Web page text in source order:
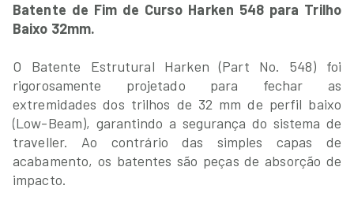
Batente de Fim de Curso Harken 548 para Trilho
Baixo 32mm.
O Batente Estrutural Harken (Part No. 548) foi
rigorosamente projetado para fechar as
extremidades dos trilhos de 32 mm de perfil baixo
(Low-Beam), garantindo a segurança do sistema de
traveller. Ao contrário das simples capas de
acabamento, os batentes são peças de absorção de
impacto.